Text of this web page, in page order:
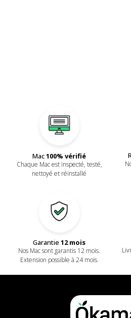
Mac100% vérifié
Chaque Mac est inspecté, testé,
nettoyé et réinstallé
Garantie 12 mois
Nos Mac sont garantis 12 mois.
Extension possible à 24 mois.